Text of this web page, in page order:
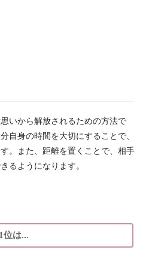
いから解放されるための方法で
自身の時間を大切にすることで、
。また、距離を置くことで、相手
るようになります。
位は...